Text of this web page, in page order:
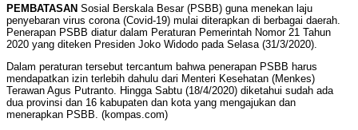
PEMBATASAN Sosial Berskala Besar (PSBB) guna menekan laju
penyebaran virus corona (Covid-19) mulai diterapkan di berbagai daerah.
Penerapan PSBB diatur dalam Peraturan Pemerintah Nomor 21 Tahun
2020 yang diteken Presiden Joko Widodo pada Selasa (31/3/2020).
Dalam peraturan tersebut tercantum bahwa penerapan PSBB harus
mendapatkan izin terlebih dahulu dari Menteri Kesehatan (Menkes)
Terawan Agus Putranto. Hingga Sabtu (18/4/2020) diketahui sudah ada
dua provinsi dan 16 kabupaten dan kota yang mengajukan dan
menerapkan PSBB. (kompas.com)